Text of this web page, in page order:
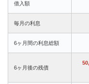
借入額
毎月の利息
6ヶ月間の利息総額
6ヶ月後の残債